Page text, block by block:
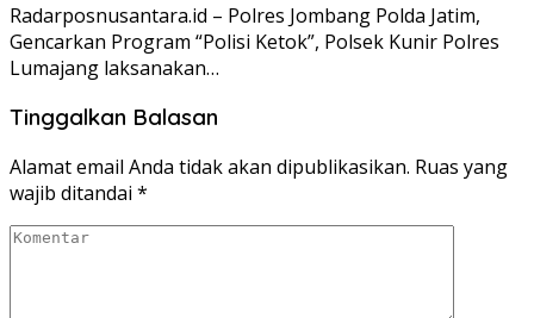
Radarposnusantara.id – Polres Jombang Polda Jatim,
Gencarkan Program “Polisi Ketok”, Polsek Kunir Polres
Lumajang laksanakan…
Tinggalkan Balasan
Alamat email Anda tidak akan dipublikasikan. Ruas yang
wajib ditandai *